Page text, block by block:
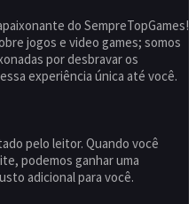
do SempreTopGames!
jogos e video games; somos
por desbravar os
experiência única até você.
pelo leitor. Quando você
podemos ganhar uma
adicional para você.